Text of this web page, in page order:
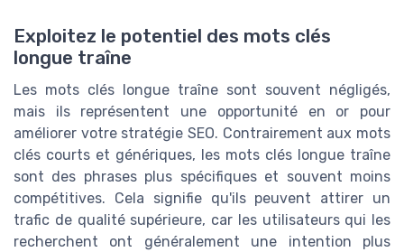
Exploitez le potentiel des mots clés
longue traîne
Les mots clés longue traîne sont souvent négligés,
mais ils représentent une opportunité en or pour
améliorer votre stratégie SEO. Contrairement aux mots
clés courts et génériques, les mots clés longue traîne
sont des phrases plus spécifiques et souvent moins
compétitives. Cela signifie qu'ils peuvent attirer un
trafic de qualité supérieure, car les utilisateurs qui les
recherchent ont généralement une intention plus